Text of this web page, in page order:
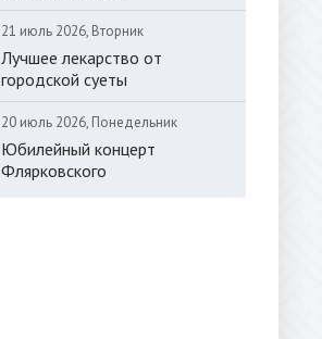
21 июль 2026, Вторник
Лучшее лекарство от
городской суеты
20 июль 2026, Понедельник
Юбилейный концерт
Флярковского